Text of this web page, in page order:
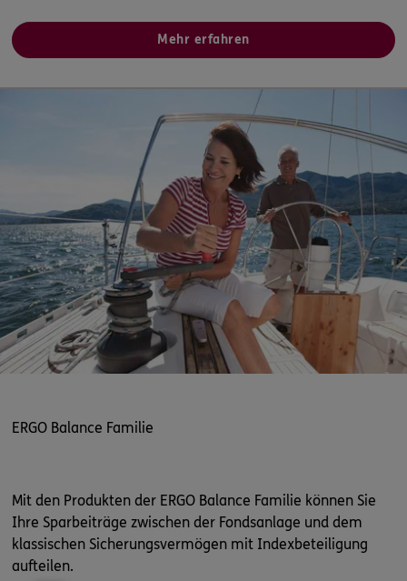
Mehr erfahren
ERGO Balance Familie
Mit den Produkten der ERGO Balance Familie können Sie
Ihre Sparbeiträge zwischen der Fondsanlage und dem
klassischen Sicherungsvermögen mit Indexbeteiligung
aufteilen.